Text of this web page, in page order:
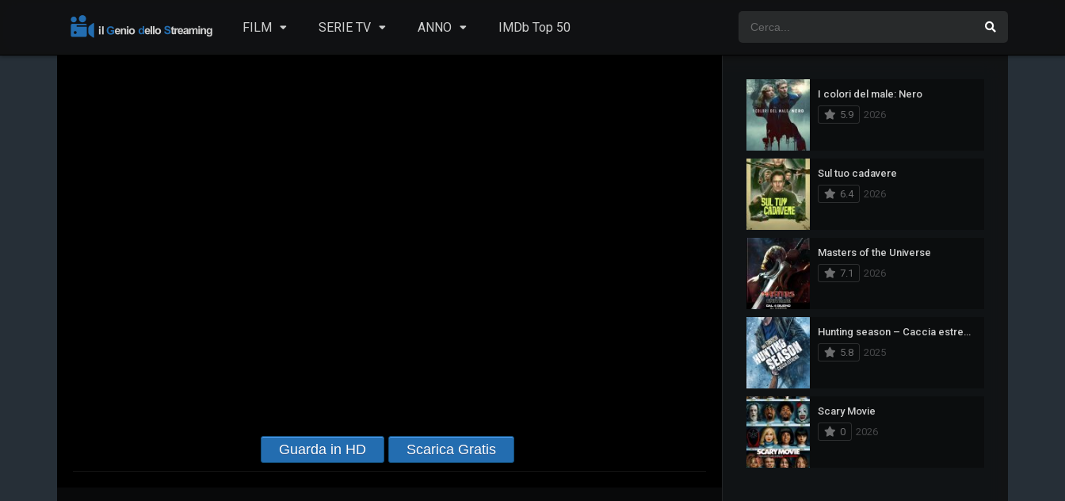
FILM SERIE TV ANNO IMDb Top 50
Guarda in HD Scarica Gratis
I colori del male: Nero
5.9
2026
Sul tuo cadavere
6.4
2026
Masters of the Universe
7.1
2026
Hunting season – Caccia estrema
5.8
2025
Scary Movie
0
2026